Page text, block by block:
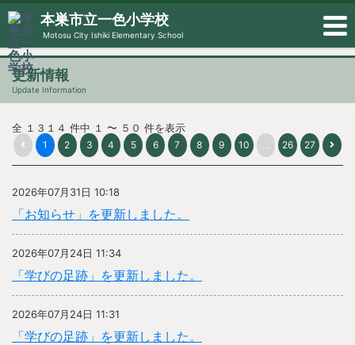
本巣市立一色小学校
Motosu City Ishiki Elementary School
更新情報
Update Information
全 １３１４ 件中 １ 〜 ５０ 件を表示
1 2 3 4 5 6 7 8 9 10 ... 26 27
2026年07月31日 10:18
「お知らせ」を更新しました。
2026年07月24日 11:34
「学びの足跡」を更新しました。
2026年07月24日 11:31
「学びの足跡」を更新しました。